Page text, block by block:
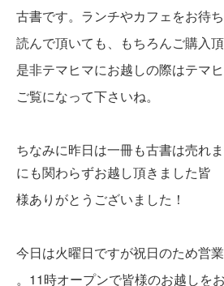
古書です。ランチやカフェをお待
読んで頂いても、もちろんご購入頂
是非テマヒマにお越しの際はテマ
ご覧になって下さいね。
ちなみに昨日は一冊も古書は売れ
にも関わらずお越し頂きました皆
様ありがとうございました！
今日は火曜日ですが祝日のため営
。11時オープンで皆様のお越しを